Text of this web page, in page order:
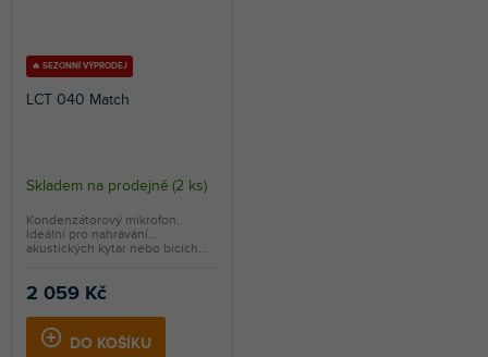
🔥 SEZONNÍ VÝPRODEJ
LCT 040 Match
Skladem na prodejně (2 ks)
2 059 Kč
DO KOŠÍKU
Kondenzátorový mikrofon.
Ideální pro nahrávání
akustických kytar nebo bicích...